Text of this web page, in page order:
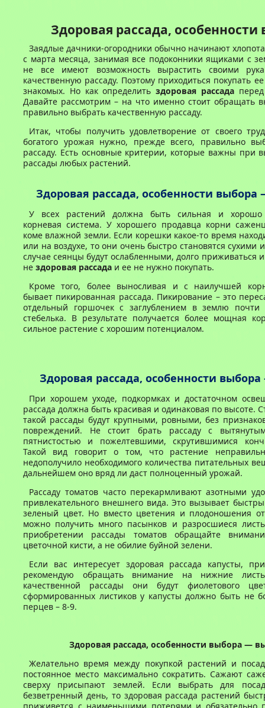
Здоровая рассада, особенности
Заядлые дачники-огородники обычно начинают
с марта месяца, занимая все подоконники ящиками с
не все имеют возможность вырастить своими
качественную рассаду. Поэтому приходиться покупать
знакомых. Но как определитьздоровая рассадаперед
Давайте рассмотрим – на что именно стоит обращать
правильно выбрать качественную рассаду.
Итак, чтобы получить удовлетворение от своего
богатого урожая нужно, прежде всего, правильно
рассаду. Есть основные критерии, которые важны при
рассады любых растений.
Здоровая рассада, особенности
У всех растений должна быть сильная и хорошо
корневая система. У хорошего продавца корни
коме влажной земли. Если корешки какое-то время
или на воздухе, то они очень быстро становятся сухими
случае сеянцы будут ослабленными, долго приживаться
не здоровая рассада и ее не нужно покупать.
Кроме того, более выносливая и с наилучшей
бывает пикированная рассада. Пикирование – это
отдельный горшочек с заглублением в землю
стебелька. В результате получается более мощная
сильное растение с хорошим потенциалом.
Здоровая рассада, особенности
При хорошем уходе, подкормках и достаточном
рассада должна быть красивая и одинаковая по высоте.
такой рассады будут крупными, ровными, без
повреждений. Не стоит брать рассаду с
пятнистостью и пожелтевшими, скрутившимися
Такой вид говорит о том, что растение
недополучило необходимого количества питательных
дальнейшем оно вряд ли даст полноценный урожай.
Рассаду томатов часто перекармливают азотными
привлекательного внешнего вида. Это вызывает
зеленый цвет. Но вместо цветения и плодоношения
можно получить много пасынков и разросшиеся
приобретении рассады томатов обращайте
цветочной кисти, а не обилие буйной зелени.
Если вас интересует здоровая рассада капусты,
рекомендую обращать внимание на нижние
качественной рассады они будут фиолетового
сформированных листиков у капусты должно быть не
перцев – 8-9.
Здоровая рассада, особенности выбора —
Желательно время между покупкой растений и
постоянное место максимально сократить. Сажают
сверху присыпают землей. Если выбрать для
безветренный день, то здоровая рассада растений